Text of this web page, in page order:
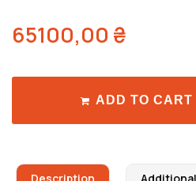
65100,00 ₴
ADD TO CART